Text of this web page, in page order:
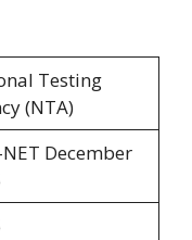
Testing
(NTA)
NET December